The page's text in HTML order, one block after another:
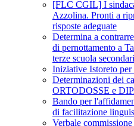
[FLC CGIL] I
Azzolina. Pronti a
risposte adeguate
Determina a
di pernottamento a
terze scuola
Iniziative Istoreto
Determinazioni dei
ORTODOSSE e
Bando per
di facilitazione
Verbale